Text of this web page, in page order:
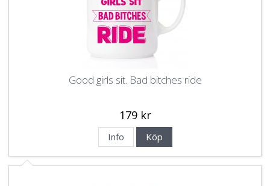
Good girls sit. Bad bitches ride
179 kr
Info Köp